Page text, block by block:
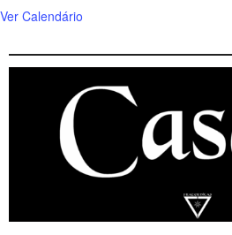
Ver Calendário